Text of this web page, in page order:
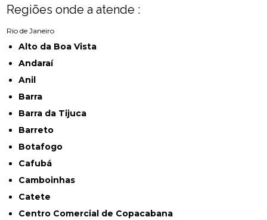
Regiões onde a atende :
Rio de Janeiro
Alto da Boa Vista
Andaraí
Anil
Barra
Barra da Tijuca
Barreto
Botafogo
Cafubá
Camboinhas
Catete
Centro Comercial de Copacabana